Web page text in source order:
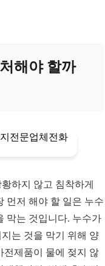
해야 할까
하지 않고 침착하게
먼저 해야 할 일은 누수
막는 것입니다. 누수가
는 것을 막기 위해 양
전제품이 물에 젖지 않